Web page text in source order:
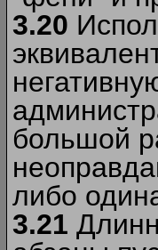
3.20
большой
либо
3.21